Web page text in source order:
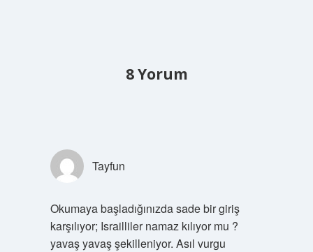
8 Yorum
Tayfun
Okumaya başladığınızda sade bir giriş
karşılıyor; Israilliler namaz kılıyor mu ?
yavaş yavaş şekilleniyor. Asıl vurgu